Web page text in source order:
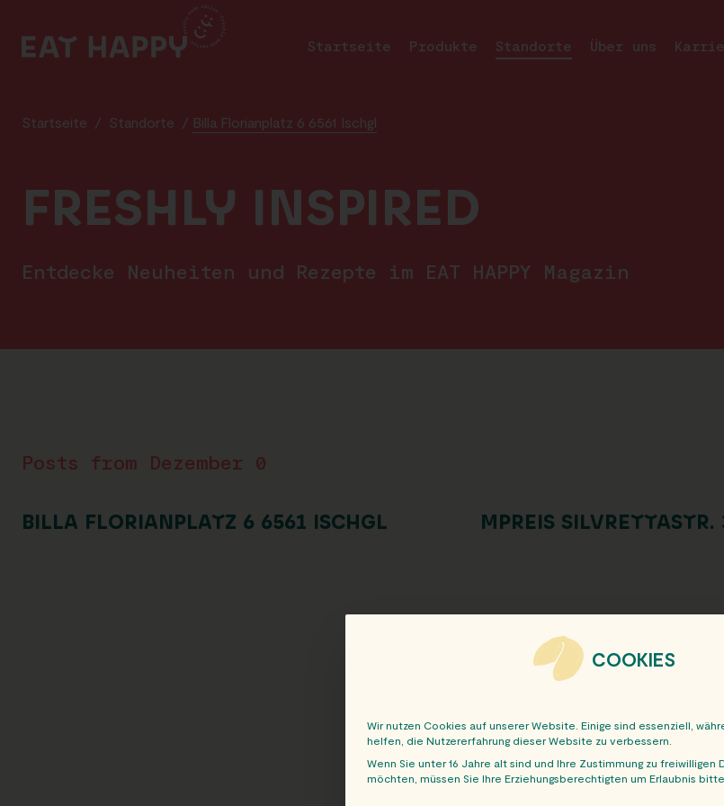
MAIN
Startseite Produkte Standorte Über uns
Startseite / Standorte / Billa Florianplatz 6 6561 Ischgl
FRESHLY INSPIRED
Entdecke Neuheiten und Rezepte im EAT HAPPY Magazin
Posts from Dezember 0
BILLA FLORIANPLATZ 6 6561 ISCHGL MPREIS
COOKIES
Wir nutzen Cookies auf unserer Website. Einige sind essenziell,
helfen, die Nutzererfahrung dieser Website zu verbessern.
Wenn Sie unter 16 Jahre alt sind und Ihre Zustimmung zu freiwilligen
möchten, müssen Sie Ihre Erziehungsberechtigten um Erlaubnis